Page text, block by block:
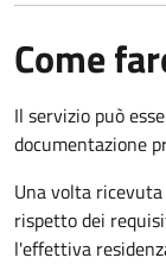
Come
Il servizio può
documentazione
Una volta
rispetto dei
l'effettiva